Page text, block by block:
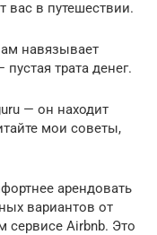
вас в путешествии.
навязывает
трата денег.
— он находит
мои советы,
арендовать
вариантов от
сервисе Airbnb. Это